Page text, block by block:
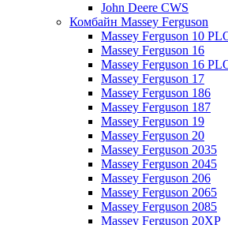
John Deere CWS
Комбайн Massey Ferguson
Massey Ferguson 10
Massey Ferguson 16
Massey Ferguson 16
Massey Ferguson 17
Massey Ferguson 186
Massey Ferguson 187
Massey Ferguson 19
Massey Ferguson 20
Massey Ferguson 2035
Massey Ferguson 2045
Massey Ferguson 206
Massey Ferguson 2065
Massey Ferguson 2085
Massey Ferguson 20XP